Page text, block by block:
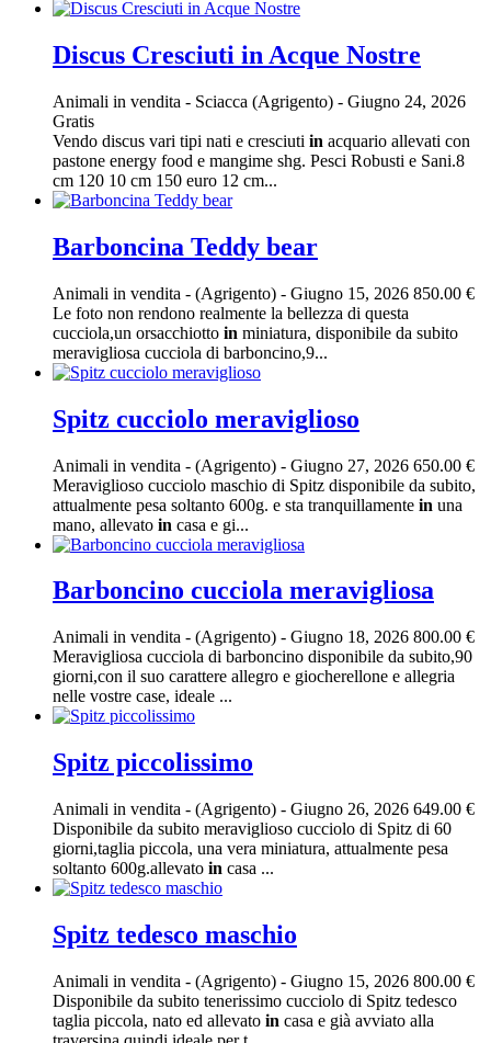
Discus Cresciuti in Acque Nostre
Animali in vendita - Sciacca (Agrigento) - Giugno 24, 2026
Gratis
Vendo discus vari tipi nati e cresciuti in acquario allevati con
pastone energy food e mangime shg. Pesci Robusti e Sani.8
cm 120 10 cm 150 euro 12 cm...
Barboncina Teddy bear
Animali in vendita - (Agrigento) - Giugno 15, 2026 850.00 €
Le foto non rendono realmente la bellezza di questa
cucciola,un orsacchiotto in miniatura, disponibile da subito
meravigliosa cucciola di barboncino,9...
Spitz cucciolo meraviglioso
Animali in vendita - (Agrigento) - Giugno 27, 2026 650.00 €
Meraviglioso cucciolo maschio di Spitz disponibile da subito,
attualmente pesa soltanto 600g. e sta tranquillamente in una
mano, allevato in casa e gi...
Barboncino cucciola meravigliosa
Animali in vendita - (Agrigento) - Giugno 18, 2026 800.00 €
Meravigliosa cucciola di barboncino disponibile da subito,90
giorni,con il suo carattere allegro e giocherellone e allegria
nelle vostre case, ideale ...
Spitz piccolissimo
Animali in vendita - (Agrigento) - Giugno 26, 2026 649.00 €
Disponibile da subito meraviglioso cucciolo di Spitz di 60
giorni,taglia piccola, una vera miniatura, attualmente pesa
soltanto 600g.allevato in casa ...
Spitz tedesco maschio
Animali in vendita - (Agrigento) - Giugno 15, 2026 800.00 €
Disponibile da subito tenerissimo cucciolo di Spitz tedesco
taglia piccola, nato ed allevato in casa e già avviato alla